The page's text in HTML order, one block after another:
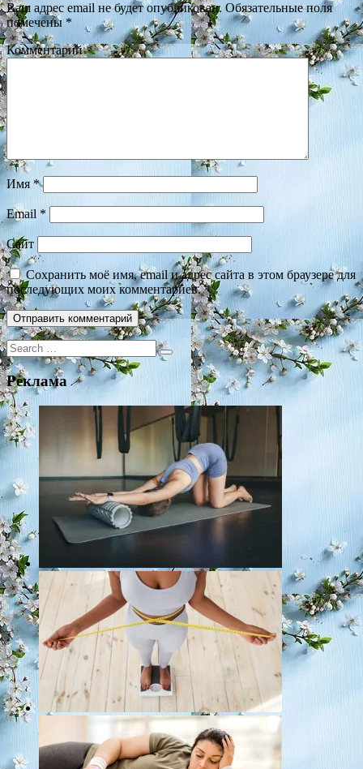
Ваш адрес email не будет опубликован. Обязательные поля
помечены *
Комментарий*
Имя *
Email *
Сайт
Сохранить моё имя, email и адрес сайта в этом браузере для
последующих моих комментариев.
Search
for:
Реклама